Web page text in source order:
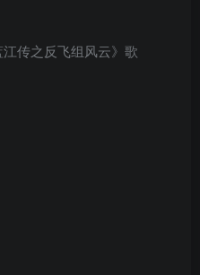
传之反飞组风云》歌